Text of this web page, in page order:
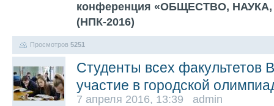
конференция «ОБЩЕСТВО,
(НПК-2016)
Просмотров 5251
Студенты всех факультетов
участие в городской
7 апреля 2016, 13:39 admin